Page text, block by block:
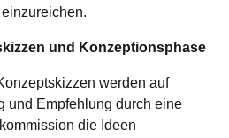
und Konzeptionsphase
werden auf
und Empfehlung durch eine
die Ideen